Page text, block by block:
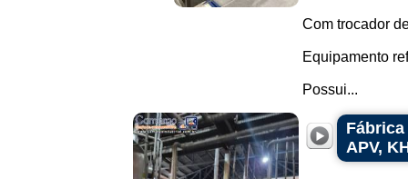
Com trocador
Equipamento
Possui...
APV,